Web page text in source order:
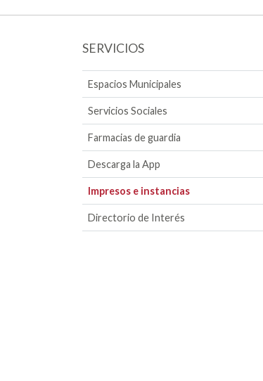
SERVICIOS
Espacios Municipales
Servicios Sociales
Farmacias de guardia
Descarga la App
Impresos e instancias
Directorio de Interés